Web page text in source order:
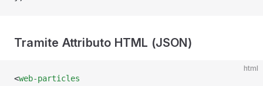
Tramite Attributo HTML (JSON)
html
<web-particles